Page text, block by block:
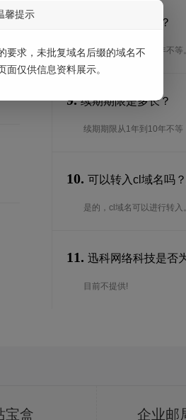
注册期限是多长？
注册期限从1年到10年不等。
9. 续期期限是多长？
续期期限从1年到10年不等
10. 可以转入cl域名吗
是的，cl域名可以进行转入
11. 迅科网络科技是否
目前不提供!
宝盒 企业邮
馨提示
要求，未批复域名后缀的域名不
面仅供信息资料展示。